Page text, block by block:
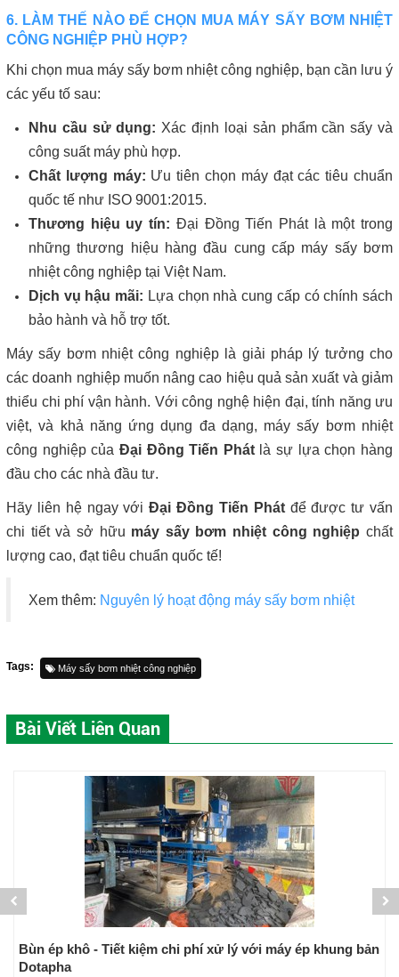
6. LÀM THẾ NÀO ĐỂ CHỌN MUA MÁY SẤY BƠM NHIỆT
CÔNG NGHIỆP PHÙ HỢP?
Khi chọn mua máy sấy bơm nhiệt công nghiệp, bạn cần lưu ý
các yếu tố sau:
Nhu cầu sử dụng: Xác định loại sản phẩm cần sấy và
công suất máy phù hợp.
Chất lượng máy: Ưu tiên chọn máy đạt các tiêu chuẩn
quốc tế như ISO 9001:2015.
Thương hiệu uy tín: Đại Đồng Tiến Phát là một trong
những thương hiệu hàng đầu cung cấp máy sấy bơm
nhiệt công nghiệp tại Việt Nam.
Dịch vụ hậu mãi: Lựa chọn nhà cung cấp có chính sách
bảo hành và hỗ trợ tốt.
Máy sấy bơm nhiệt công nghiệp là giải pháp lý tưởng cho
các doanh nghiệp muốn nâng cao hiệu quả sản xuất và giảm
thiểu chi phí vận hành. Với công nghệ hiện đại, tính năng ưu
việt, và khả năng ứng dụng đa dạng, máy sấy bơm nhiệt
công nghiệp của Đại Đồng Tiến Phátlà sự lựa chọn hàng
đầu cho các nhà đầu tư.
Hãy liên hệ ngay vớiĐại Đồng Tiến Phátđể được tư vấn
chi tiết và sở hữu máy sấy bơm nhiệt công nghiệp chất
lượng cao, đạt tiêu chuẩn quốc tế!
Xem thêm: Nguyên lý hoạt động máy sấy bơm nhiệt
Tags: Máy sấy bơm nhiệt công nghiệp
Bài Viết Liên Quan
Bùn ép khô - Tiết kiệm chi phí xử lý với máy ép khung bản
Dotapha